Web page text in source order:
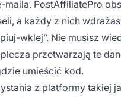
maila. PostAffiliatePro
a każdy z nich
wklej”. Nie musisz
przetwarzają te
umieścić kod.
z platformy takiej